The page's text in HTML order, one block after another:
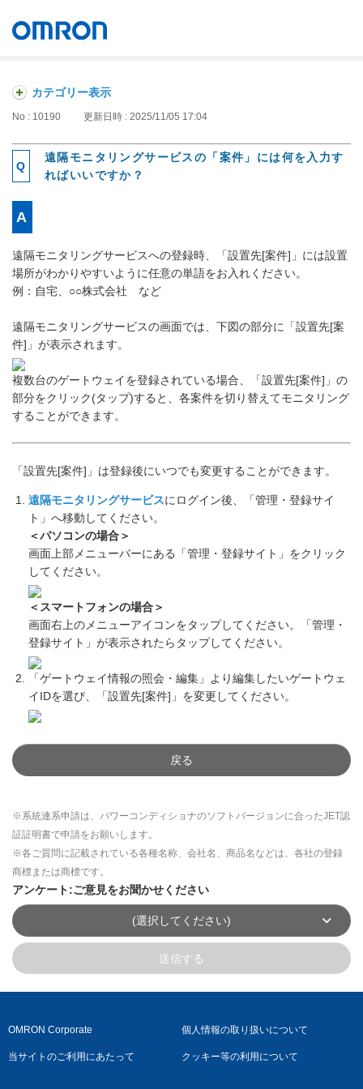
カテゴリー表示
No : 10190 更新日時 : 2025/11/05 17:04
遠隔モニタリングサービスの「案件」には何を入力す
ればいいですか？
遠隔モニタリングサービスへの登録時、「設置先[案件]」には設置
場所がわかりやすいように任意の単語をお入れください。
例：自宅、○○株式会社 など
遠隔モニタリングサービスの画面では、下図の部分に「設置先[案
件]」が表示されます。
複数台のゲートウェイを登録されている場合、「設置先[案件]」の
部分をクリック(タップ)すると、各案件を切り替えてモニタリング
することができます。
「設置先[案件]」は登録後にいつでも変更することができます。
遠隔モニタリングサービスにログイン後、「管理・登録サイ
ト」へ移動してください。
＜パソコンの場合＞
画面上部メニューバーにある「管理・登録サイト」をクリック
してください。
＜スマートフォンの場合＞
画面右上のメニューアイコンをタップしてください。「管理・
登録サイト」が表示されたらタップしてください。
「ゲートウェイ情報の照会・編集」より編集したいゲートウェ
イIDを選び、「設置先[案件]」を変更してください。
戻る
※系統連系申請は、パワーコンディショナのソフトバージョンに合ったJET認
証証明書で申請をお願いします。
※各ご質問に記載されている各種名称、会社名、商品名などは、各社の登録
商標または商標です。
アンケート:ご意見をお聞かせください
(選択してください)
送信する
OMRON Corporate 個人情報の取り扱いについて
当サイトのご利用にあたって クッキー等の利用について